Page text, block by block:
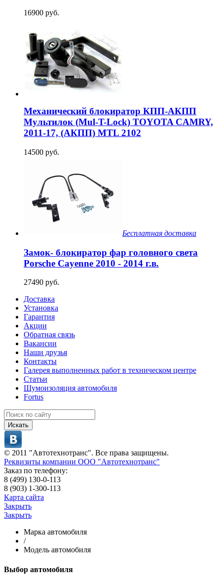
16900 руб.
Механический блокиратор КПП-АКПП
Мультилок (Mul-T-Lock) TOYOTA CAMRY,
2011-17, (АКПП) MTL 2102
14500 руб.
Бесплатная доставка
Замок- блокиратор фар головного света
Porsche Cayenne 2010 - 2014 г.в.
27490 руб.
Доставка
Установка
Гарантия
Акции
Обратная связь
Вакансии
Наши друзья
Контакты
Галерея выполненных работ в техническом центре
Статьи
Шумоизоляция автомобиля
Fortus
Искать
© 2011 "Автотехнотранс". Все права защищены.
Реквизиты компании ООО "Автотехнотранс"
Заказ по телефону:
8 (499) 130-0-113
8 (903) 1-300-113
Карта сайта
Закрыть
Закрыть
Марка автомобиля
/
Модель автомобиля
Выбор автомобиля